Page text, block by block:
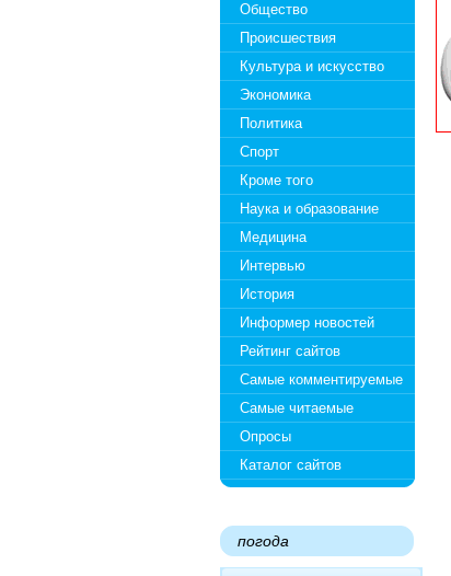
Общество
Происшествия
Культура и искусство
Экономика
Политика
Спорт
Кроме того
Наука и образование
Медицина
Интервью
История
Информер новостей
Рейтинг сайтов
Самые комментируемые
Самые читаемые
Опросы
Каталог сайтов
погода